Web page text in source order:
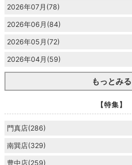
2026年07月(78)
2026年06月(84)
2026年05月(72)
2026年04月(59)
もっとみる
【特集】
門真店(286)
南巽店(329)
豊中店(259)